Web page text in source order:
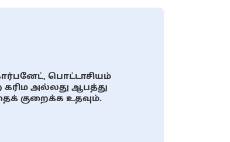
பொட்டாசியம்
அல்லது ஆபத்து
குறைக்க உதவும்.